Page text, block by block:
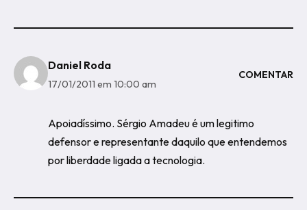
Daniel Roda
17/01/2011 em 10:00 am
COMENTAR
Apoiadíssimo. Sérgio Amadeu é um legitimo
defensor e representante daquilo que entendemos
por liberdade ligada a tecnologia.